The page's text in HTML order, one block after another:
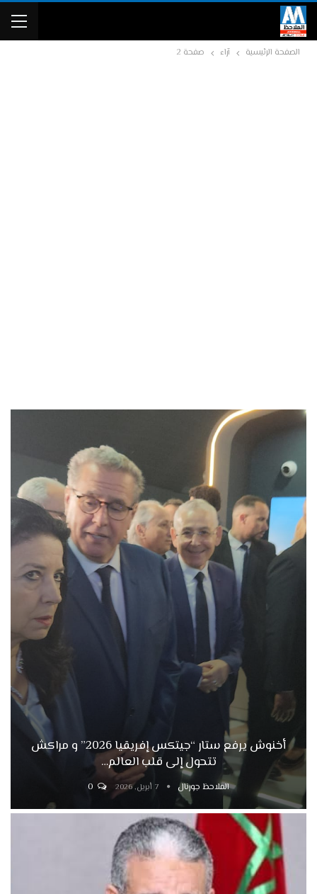
الصفحة الرئيسية آراء صفحة 2
أخنوش يرفع ستار “جيتكس إفريقيا 2026” و مراكش
تتحول إلى قلب العالم…
الملاحظ جورنال 7 أبريل, 2026